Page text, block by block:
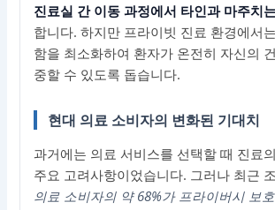
진료실 간 이동 과정에서 타인과 마주치
합니다. 하지만 프라이빗 진료 환경에서
함을 최소화하여 환자가 온전히 자신의
중할 수 있도록 돕습니다.
현대 의료 소비자의 변화된 기대치
과거에는 의료 서비스를 선택할 때 진료
주요 고려사항이었습니다. 그러나 최근
의료 소비자의 약 68%가 프라이버시 보